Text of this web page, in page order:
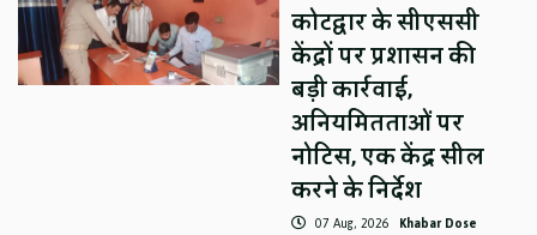
कोटद्वार के सीएससी
केंद्रों पर प्रशासन की
बड़ी कार्रवाई,
अनियमितताओं पर
नोटिस, एक केंद्र सील
करने के निर्देश
07 Aug, 2026 Khabar Dose